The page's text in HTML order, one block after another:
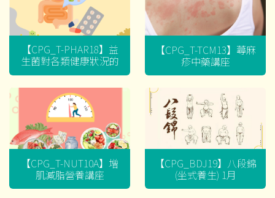
【CPG_T-PHAR18】益
生菌對各類健康狀況的
迷思
【CPG_T-TCM13】蕁麻
疹中藥講座
【CPG_T-NUT10A】增
肌減脂營養講座
【CPG_BDJ19】八段錦
(坐式養生) 1月